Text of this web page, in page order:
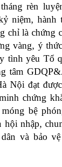
rèn
niệm, hành
chỉ là chứng
vàng, ý
tình yêu Tổ
tâm
Nội đạt
chứng
bệ
nhập,
và bảo